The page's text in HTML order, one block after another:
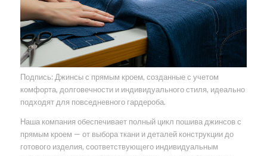
Подпись: Джинсы с прямым кроем, созданные с учетом
комфорта, долговечности и индивидуального стиля, идеально
подходят для повседневного гардероба.
Наша компания обеспечивает полный цикл пошива джинсов с
прямым кроем — от выбора ткани и деталей конструкции до
готового изделия, соответствующего индивидуальным